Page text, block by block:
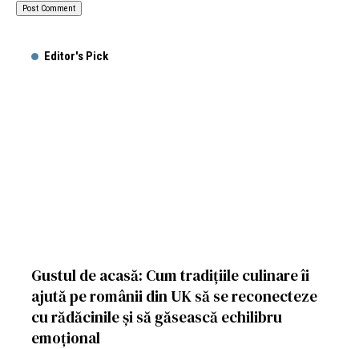
Editor's Pick
Gustul de acasă: Cum tradițiile culinare îi
ajută pe românii din UK să se reconecteze
cu rădăcinile și să găsească echilibru
emoțional